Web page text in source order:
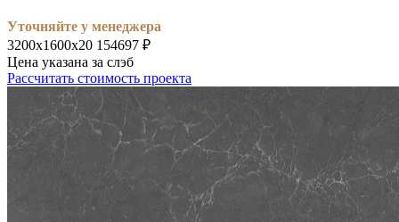
Уточняйте у менеджера
3200х1600х20 154697 ₽
Цена указана за слэб
Рассчитать стоимость проекта